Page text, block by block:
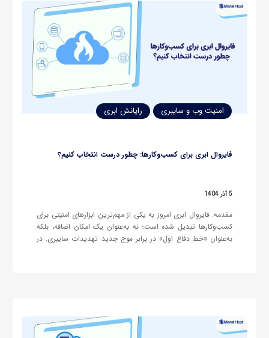
امنیت وب و سایبری رایانش ابری
فایروال ابری برای کسب‌وکارها: چطور درست انتخاب کنیم؟
5 آذر 1404
مقدمه: فایروال ابری امروز به یکی از مهم‌ترین ابزارهای امنیتی برای
کسب‌وکارها تبدیل شده است؛ نه به‌عنوان یک امکان اضافه، بلکه
به‌عنوان «خط دفاع اول» در برابر موج جدید تهدیدات سایبری. در